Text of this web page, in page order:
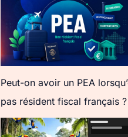
Peut-on avoir un PEA
pas résident fiscal français ?